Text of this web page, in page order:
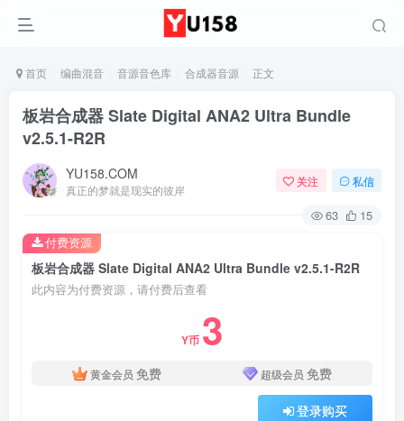
首页 编曲混音 音源音色库 合成器音源 正文
板岩合成器 Slate Digital ANA2 Ultra Bundle
v2.5.1-R2R
YU158.COM
真正的梦就是现实的彼岸
关注 私信
63 15
板岩合成器 Slate Digital ANA2 Ultra Bundle v2.5.1-R2R
此内容为付费资源，请付费后查看
Y币 3
黄金会员 免费 超级会员 免费
登录购买
付费资源